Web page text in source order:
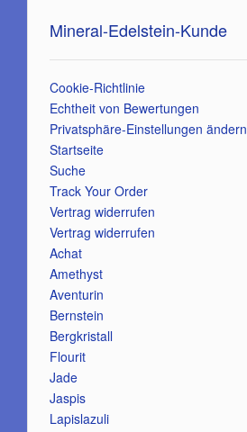
Mineral-Edelstein-Kunde
Cookie-Richtlinie
Echtheit von Bewertungen
Privatsphäre-Einstellungen ändern
Startseite
Suche
Track Your Order
Vertrag widerrufen
Vertrag widerrufen
Achat
Amethyst
Aventurin
Bernstein
Bergkristall
Flourit
Jade
Jaspis
Lapislazuli